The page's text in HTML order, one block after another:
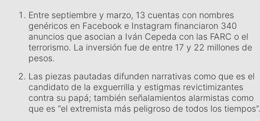
Entre septiembre y marzo, 13 cuentas con nombres
genéricos en Facebook e Instagram financiaron 340
anuncios que asocian a Iván Cepeda con las FARC o el
terrorismo. La inversión fue de entre 17 y 22 millones de
pesos.
Las piezas pautadas difunden narrativas como que es el
candidato de la exguerrilla y estigmas revictimizantes
contra su papá; también señalamientos alarmistas como
que es “el extremista más peligroso de todos los tiempos”.